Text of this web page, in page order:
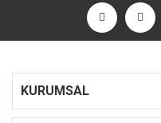
KURUMSAL